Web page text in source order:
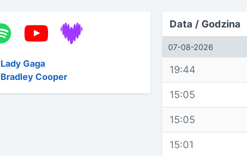
Lady Gaga
Bradley Cooper
Data / Godzina
07-08-2026
19:44
15:05
15:05
15:01